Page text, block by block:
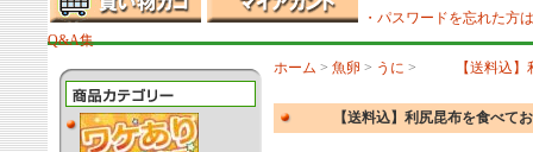
・パスワードを忘れた方
Q&A集
ホーム > 魚卵 > うに > 【送料込
【送料込】利尻昆布を食べて